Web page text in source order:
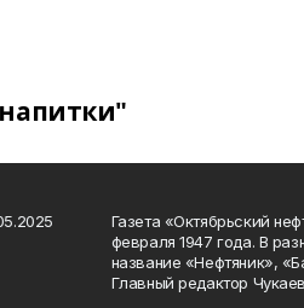
Газета «Октябрьский
февраля 1947 года. В
название «Нефтяник»,
Главный редактор